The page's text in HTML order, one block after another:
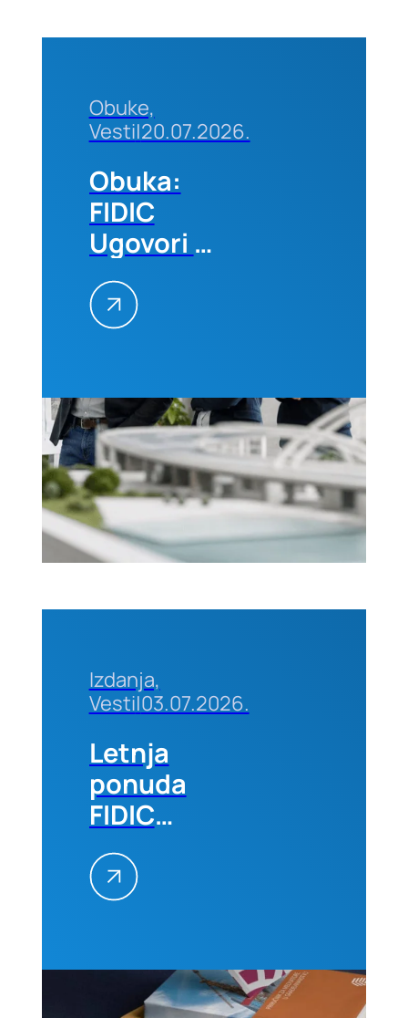
Obuke,
Vesti|20.07.2026.
Obuka:
FIDIC
Ugovori –
Primena
na
projektima,
avgusta
2026.
godine u
Beogradu
Izdanja,
Vesti|03.07.2026.
Letnja
ponuda
FIDIC
izdanja